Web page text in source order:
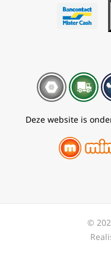
Deze website is
©